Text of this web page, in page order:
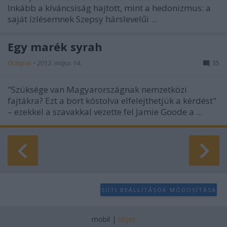
user protection.
Inkább a kíváncsiság hajtott, mint a hedonizmus: a
saját ízlésemnek Szepsy hárslevelűi ...
Egy marék syrah
Octopus • 2012. május 14. 35
"Szüksége van Magyarországnak nemzetközi
fajtákra? Ezt a bort kóstolva elfelejthetjük a kérdést"
– ezekkel a szavakkal vezette fel Jamie Goode a ...
SÜTI BEÁLLÍTÁSOK MÓDOSÍTÁSA
mobil | teljes